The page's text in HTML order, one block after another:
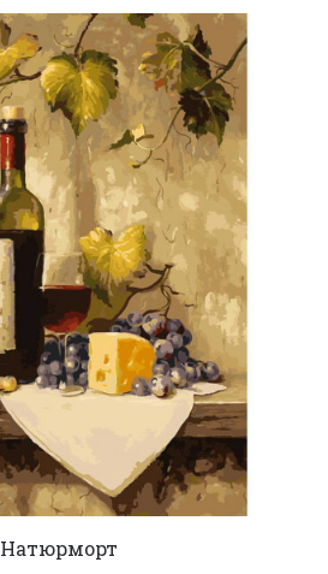
Натюрморт